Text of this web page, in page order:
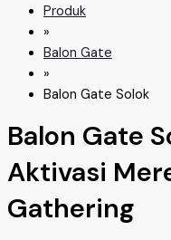
Produk
»
Balon Gate
»
Balon Gate Solok
Balon Gate
Aktivasi
Gathering